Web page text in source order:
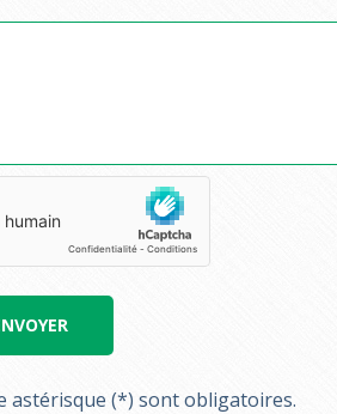
astérisque (*) sont obligatoires.